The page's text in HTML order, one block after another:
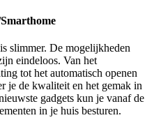
slimmer. De mogelijkheden
eindeloos. Van het
tot het automatisch openen
je de kwaliteit en het gemak in
gadgets kun je vanaf de
in je huis besturen.